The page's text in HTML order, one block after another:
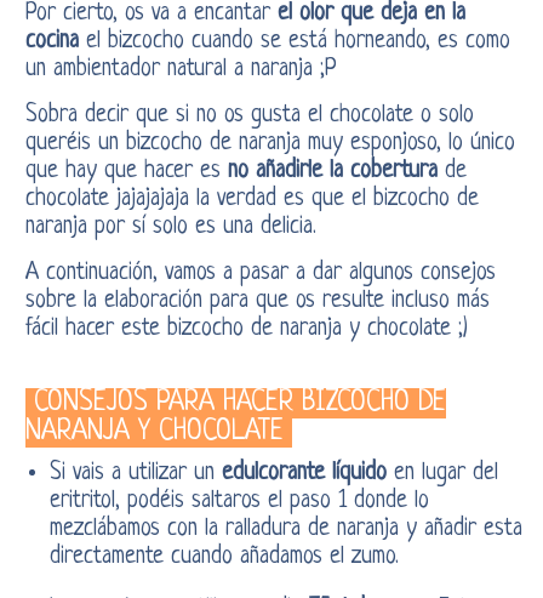
Por cierto, os va a encantar el olor que deja en la
cocinael bizcocho cuando se está horneando, es como
un ambientador natural a naranja ;P
Sobra decir que si no os gusta el chocolate o solo
queréis un bizcocho de naranja muy esponjoso, lo único
que hay que hacer es no añadirle la coberturade
chocolate jajajajaja la verdad es que el bizcocho de
naranja por sí solo es una delicia.
A continuación, vamos a pasar a dar algunos consejos
sobre la elaboración para que os resulte incluso más
fácil hacer este bizcocho de naranja y chocolate ;)
CONSEJOS PARA HACER BIZCOCHO DE
NARANJA Y CHOCOLATE
Si vais a utilizar un edulcorante líquidoen lugar del
eritritol, podéis saltaros el paso 1 donde lo
mezclábamos con la ralladura de naranja y añadir esta
directamente cuando añadamos el zumo.